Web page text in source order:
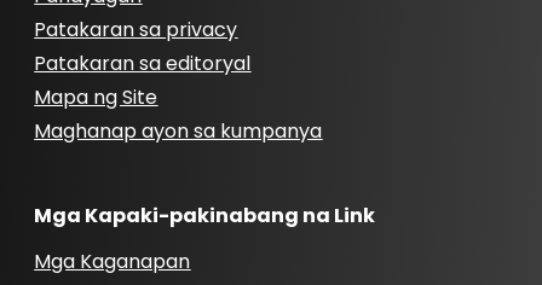
Patakaran sa privacy
Patakaran sa editoryal
Mapa ng Site
Maghanap ayon sa kumpanya
Mga Kapaki-pakinabang na Link
Mga Kaganapan